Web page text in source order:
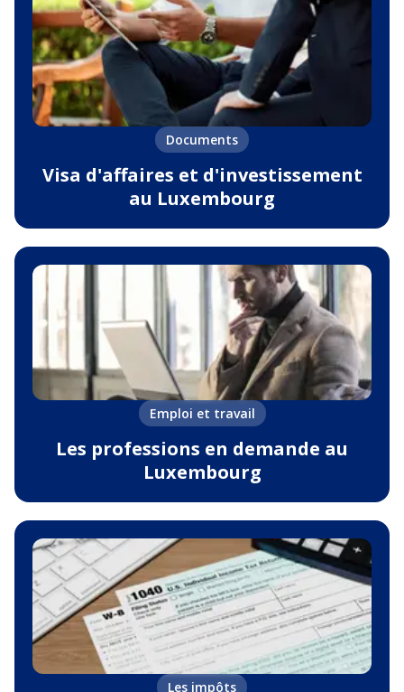
Documents
Visa d'affaires et d'investissement
au Luxembourg
Emploi et travail
Les professions en demande au
Luxembourg
Les impôts